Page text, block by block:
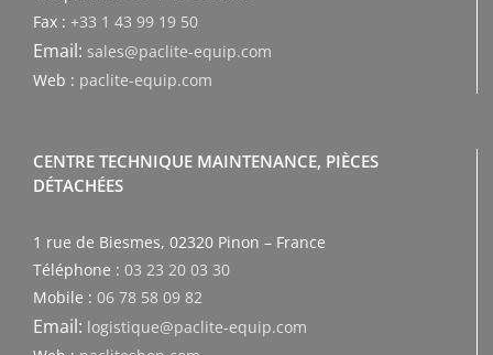
Fax : +33 1 43 99 19 50
Email: sales@paclite-equip.com
Web : paclite-equip.com
CENTRE TECHNIQUE MAINTENANCE, PIÈCES
DÉTACHÉES
1 rue de Biesmes, 02320 Pinon – France
Téléphone : 03 23 20 03 30
Mobile : 06 78 58 09 82
Email: logistique@paclite-equip.com